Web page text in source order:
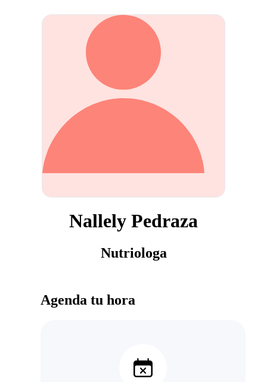
Nallely Pedraza
Nutriologa
Agenda tu hora